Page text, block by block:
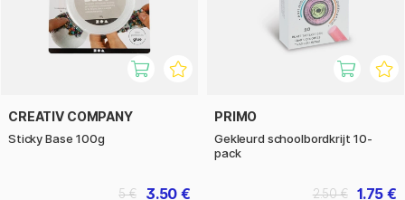
CREATIV COMPANY
Sticky Base 100g
3.50 €
5 €
PRIMO
Gekleurd schoolbordkrijt 10-
pack
1.75 €
2.50 €